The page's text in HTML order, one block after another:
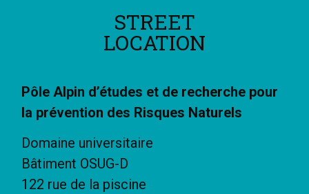
STREET
LOCATION
Pôle Alpin d’études et de recherche pour
la prévention des Risques Naturels
Domaine universitaire
Bâtiment OSUG-D
122 rue de la piscine